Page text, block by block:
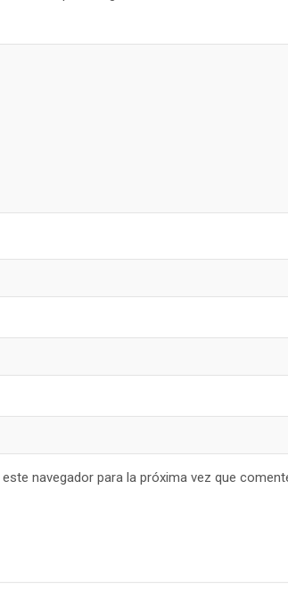
navegador para la próxima vez que